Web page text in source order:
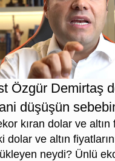
Özgür Demirtaş
düşüşün
kıran dolar ve altın
dolar ve altın
neydi? Ünlü